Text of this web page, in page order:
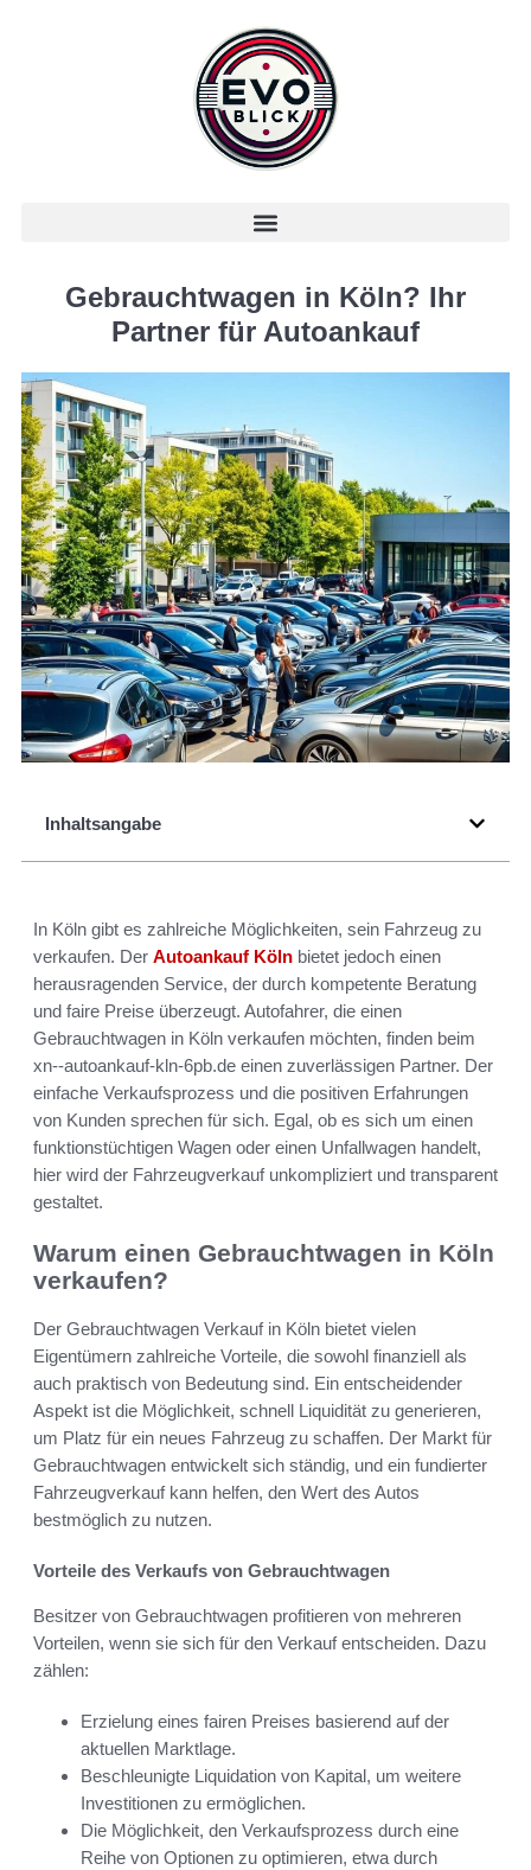
Gebrauchtwagen in Köln? Ihr
Partner für Autoankauf
Inhaltsangabe
In Köln gibt es zahlreiche Möglichkeiten, sein Fahrzeug zu
verkaufen. Der Autoankauf Köln bietet jedoch einen
herausragenden Service, der durch kompetente Beratung
und faire Preise überzeugt. Autofahrer, die einen
Gebrauchtwagen in Köln verkaufen möchten, finden beim
xn--autoankauf-kln-6pb.de einen zuverlässigen Partner. Der
einfache Verkaufsprozess und die positiven Erfahrungen
von Kunden sprechen für sich. Egal, ob es sich um einen
funktionstüchtigen Wagen oder einen Unfallwagen handelt,
hier wird der Fahrzeugverkauf unkompliziert und transparent
gestaltet.
Warum einen Gebrauchtwagen in Köln
verkaufen?
Der Gebrauchtwagen Verkauf in Köln bietet vielen
Eigentümern zahlreiche Vorteile, die sowohl finanziell als
auch praktisch von Bedeutung sind. Ein entscheidender
Aspekt ist die Möglichkeit, schnell Liquidität zu generieren,
um Platz für ein neues Fahrzeug zu schaffen. Der Markt für
Gebrauchtwagen entwickelt sich ständig, und ein fundierter
Fahrzeugverkauf kann helfen, den Wert des Autos
bestmöglich zu nutzen.
Vorteile des Verkaufs von Gebrauchtwagen
Besitzer von Gebrauchtwagen profitieren von mehreren
Vorteilen, wenn sie sich für den Verkauf entscheiden. Dazu
zählen:
Erzielung eines fairen Preises basierend auf der
aktuellen Marktlage.
Beschleunigte Liquidation von Kapital, um weitere
Investitionen zu ermöglichen.
Die Möglichkeit, den Verkaufsprozess durch eine
Reihe von Optionen zu optimieren, etwa durch